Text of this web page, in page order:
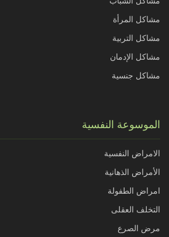
مشاكل المرأة
مشاكل التربية
مشاكل الإدمان
مشاكل جنسية
الموسوعة النفسية
الامراض النفسية
الأمراض الذهانية
امراض الطفولة
التخلف العقلى
مرض الصرع